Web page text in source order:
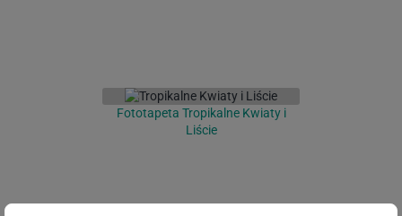
Fototapeta Tropikalne Kwiaty i
Liście